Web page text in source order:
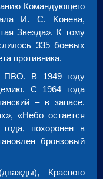
Командующего
И. С. Koнева,
Звезда». К тому
335 боевых
противника.
ПВО. В 1949 году
С 1964 года
– в запасе.
«Hебо остается
похоронен в
бронзовый
Красного